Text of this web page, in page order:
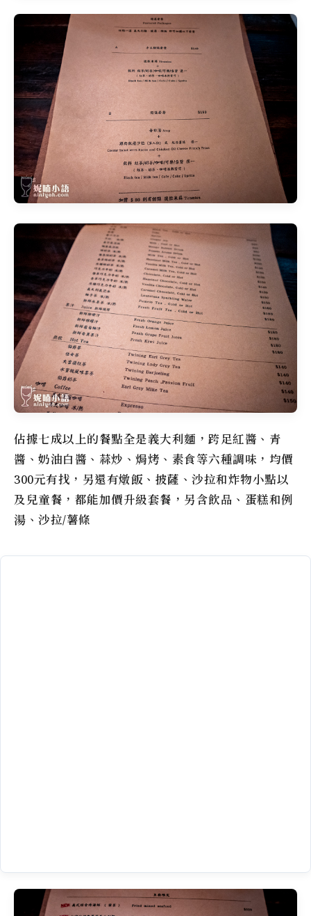
佔據七成以上的餐點全是義大利麵，跨足紅醬、青
醬、奶油白醬、蒜炒、焗烤、素食等六種調味，均價
300元有找，另還有燉飯、披薩、沙拉和炸物小點以
及兒童餐，都能加價升級套餐，另含飲品、蛋糕和例
湯、沙拉/薯條